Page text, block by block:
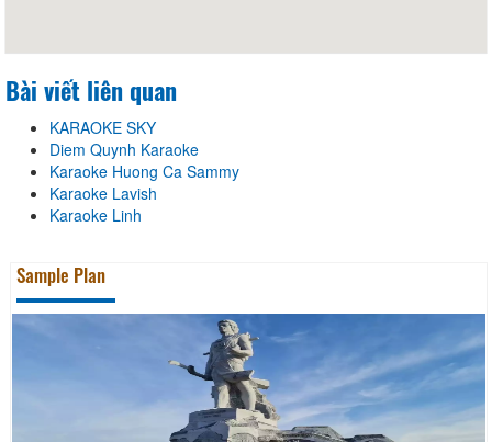
Bài viết liên quan
KARAOKE SKY
Diem Quynh Karaoke
Karaoke Huong Ca Sammy
Karaoke Lavish
Karaoke Linh
Sample Plan